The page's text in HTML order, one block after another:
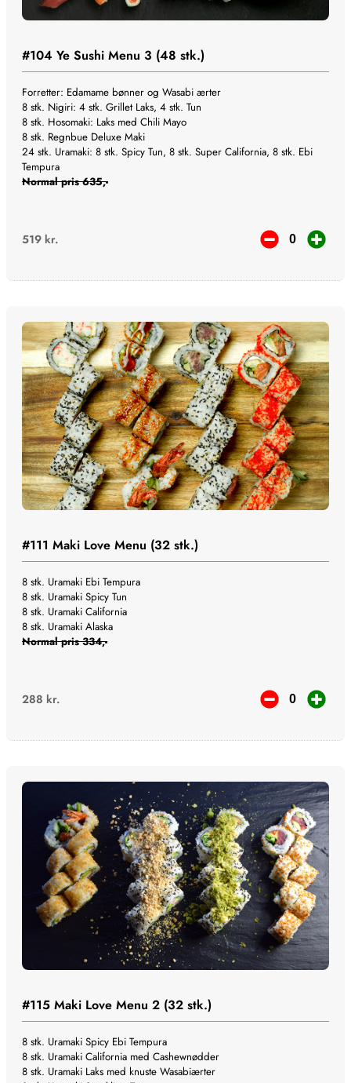
#104 Ye Sushi Menu 3 (48 stk.)
Forretter: Edamame bønner og Wasabi ærter
8 stk. Nigiri: 4 stk. Grillet Laks, 4 stk. Tun
8 stk. Hosomaki: Laks med Chili Mayo
8 stk. Regnbue Deluxe Maki
24 stk. Uramaki: 8 stk. Spicy Tun, 8 stk. Super California, 8 stk. Ebi
Tempura
Normal pris 635,-
519 kr.
#111 Maki Love Menu (32 stk.)
8 stk. Uramaki Ebi Tempura
8 stk. Uramaki Spicy Tun
8 stk. Uramaki California
8 stk. Uramaki Alaska
Normal pris 334,-
288 kr.
#115 Maki Love Menu 2 (32 stk.)
8 stk. Uramaki Spicy Ebi Tempura
8 stk. Uramaki California med Cashewnødder
8 stk. Uramaki Laks med knuste Wasabiærter